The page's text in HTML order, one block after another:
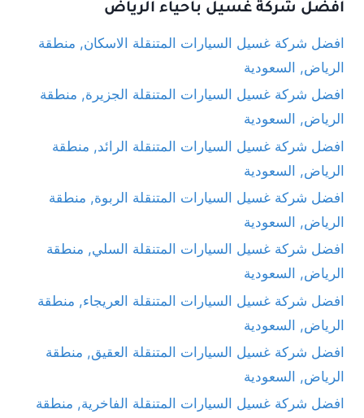
أفضل شركة غسيل بأحياء الرياض
افضل شركة غسيل السيارات المتنقلة الاسكان, منطقة
الرياض, السعودية
افضل شركة غسيل السيارات المتنقلة الجزيرة, منطقة
الرياض, السعودية
افضل شركة غسيل السيارات المتنقلة الرائد, منطقة
الرياض, السعودية
افضل شركة غسيل السيارات المتنقلة الربوة, منطقة
الرياض, السعودية
افضل شركة غسيل السيارات المتنقلة السلي, منطقة
الرياض, السعودية
افضل شركة غسيل السيارات المتنقلة العريجاء, منطقة
الرياض, السعودية
افضل شركة غسيل السيارات المتنقلة العقيق, منطقة
الرياض, السعودية
افضل شركة غسيل السيارات المتنقلة الفاخرية, منطقة